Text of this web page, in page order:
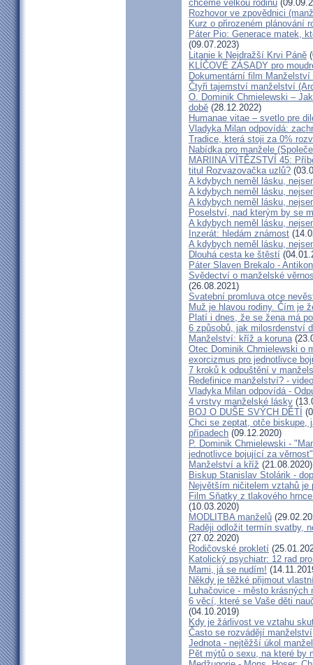
chceme velkou rodinu
Rozhovor ve zpovědnici
Kurz o přirozeném plánování
Páter Pio: Generace matek,
(09.07.2023)
Litanie k Nejdražší Krvi Páně
KLÍČOVÉ ZÁSADY pro
Dokumentární film
Čtyři tajemství manželství
O. Dominik Chmielewski –
době (28.12.2022)
Humanae vitae – svetlo pre
Vladyka Milan odpovídá:
Tradice, která stoji za 0%
Nabídka pro manžele
MARIINA VÍTĚZSTVÍ 45:
titul Rozvazovačka uzlů?
A kdybych neměl lásku,
A kdybych neměl lásku,
A kdybych neměl lásku,
Poselství, nad kterým by se
A kdybych neměl lásku,
Inzerát: hledám známost
A kdybych neměl lásku,
Dlouhá cesta ke štěstí
Páter Slaven Brekalo -
Svědectví o manželské
(26.08.2021)
Svatební promluva otce
Muž je hlavou rodiny. Čím je
Platí i dnes, že se žena má
6 způsobů, jak milosrdenství
Manželství: kříž a koruna
Otec Dominik Chmielewski o
exorcizmus pro jednotlivce
7 kroků k odpuštění v
Redefinice manželství? - video
Vladyka Milan odpovídá -
4 vrstvy manželské lásky
BOJ O DUŠE SVÝCH DĚTÍ
Chci se zeptat, otče biskupe,
případech (09.12.2020)
P. Dominik Chmielewski -
jednotlivce bojující za věrnost"
Manželství a kříž (21.08.2020)
Biskup Stanislav Stolárik -
Největším ničitelem vztahů je
Film Sňatky z tlakového
(10.03.2020)
MODLITBA manželů
Raději odložit termín svatby,
(27.02.2020)
Rodičovské prokletí
Katolický psychiatr: 12 rad
Mami, já se nudím!
Někdy je těžké přijmout
Luhačovice - město krásných
6 věcí, které se Vaše děti
(04.10.2019)
Kdy je žárlivost ve vztahu
Často se rozvádějí
Jednota - nejtěžší úkol
Pět mýtů o sexu, na které by